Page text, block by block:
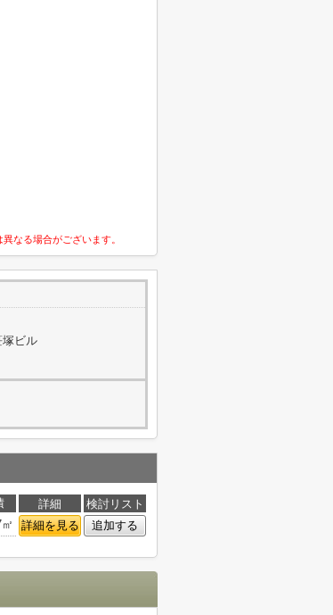
なる場合がございます。
ビル
詳細
検討リスト
詳細を見る 追加する